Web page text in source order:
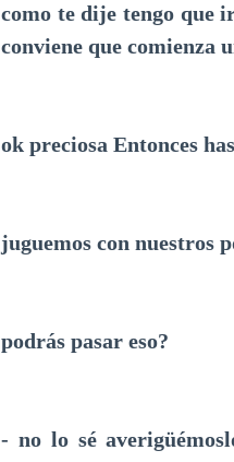
como te dije tengo que
conviene que comienza
ok preciosa Entonces
juguemos con nuestros
podrás pasar eso?
- no lo sé